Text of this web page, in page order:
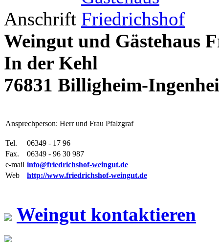
Anschrift
Weingut und Gästehaus
In der Kehl
76831 Billigheim-
Ansprechperson: Herr und Frau Pfalzgraf
Tel.
06349 - 17 96
Fax.
06349 - 96 30 987
e-mail info@friedrichshof-weingut.de
Web
http://www.friedrichshof-weingut.de
Weingut kontaktieren